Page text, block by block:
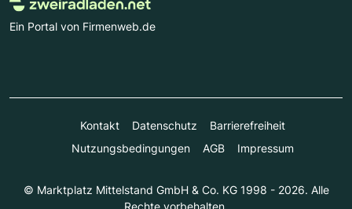
Ein Portal von Firmenweb.de
Kontakt Datenschutz
Barrierefreiheit
Nutzungsbedingungen
AGB Impressum
© Marktplatz Mittelstand GmbH & Co. KG 1998 - 2026. Alle
Rechte vorbehalten.